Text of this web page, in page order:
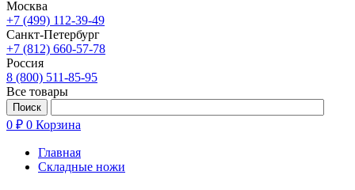
Москва
+7 (499) 112-39-49
Санкт-Петербург
+7 (812) 660-57-78
Россия
8 (800) 511-85-95
Все товары
0 ₽ 0 Корзина
Главная
Складные ножи